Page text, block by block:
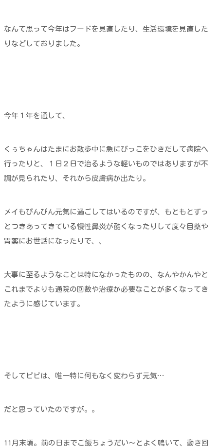
なんて思って今年はフードを見直したり、生活環境を見直した
りなどしておりました。
今年１年を通して、
くぅちゃんはたまにお散歩中に急にびっこをひきだして病院へ
行ったりと、１日２日で治るような軽いものではありますが不
調が見られたり、それから皮膚病が出たり。
メイもぴんぴん元気に過ごしてはいるのですが、もともとずっ
とつきあってきている慢性鼻炎が酷くなったりして度々目薬や
胃薬にお世話になったりで、、
大事に至るようなことは特になかったものの、なんやかんやと
これまでよりも通院の回数や治療が必要なことが多くなってき
たように感じています。
そしてビビは、唯一特に何もなく変わらず元気…
だと思っていたのですが。。
11月末頃。前の日までご飯ちょうだい～とよく鳴いて、動き回